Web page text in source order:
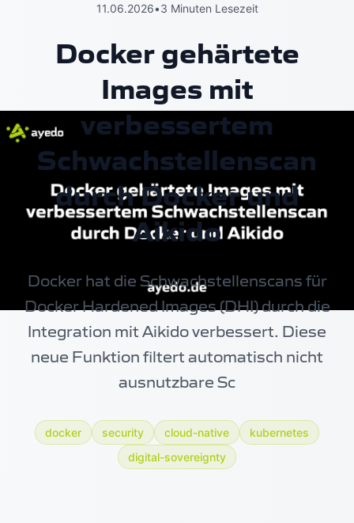
11.06.2026•3 Minuten Lesezeit
Docker gehärtete
Images mit
verbessertem
Schwachstellenscan
durch Docker und
Aikido
Docker hat die Schwachstellenscans für
Docker Hardened Images(DHI) durch die
Integration mit Aikido verbessert. Diese
neue Funktion filtert automatisch nicht
ausnutzbare Sc
docker security cloud-native
kubernetes
digital-sovereignty